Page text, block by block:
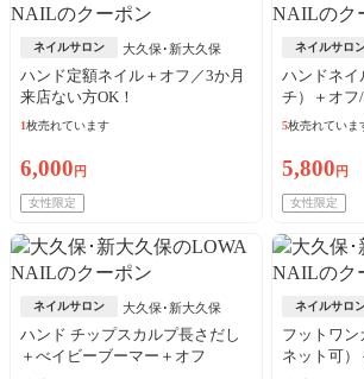
ネイルサロン 大久保･新大久保
ハンド定額ネイル＋オフ／3か月
来店ない方OK！
1枚売れています
6,000 円
女性限定
ネイルサロ
ハンドネイ
チ）＋オフ
5枚売れていま
5,800 円
女性限定
ネイルサロン 大久保･新大久保
ハンド チップスカルプ長さだし
＋べイビーブーマー＋オフ
ネイルサロ
フットワ
ネット可）